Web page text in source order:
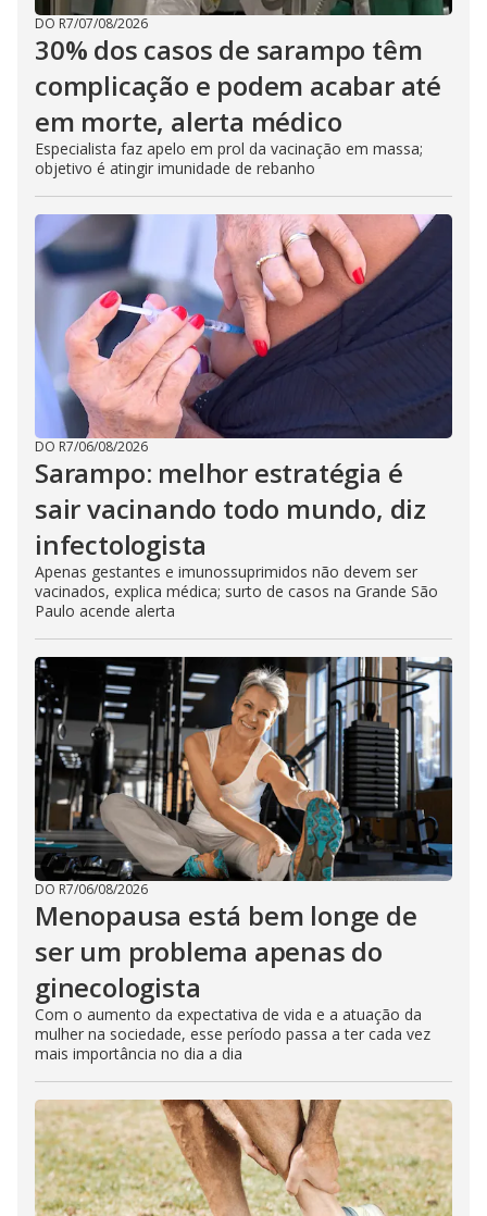
DO R7/07/08/2026
30% dos casos de sarampo têm
complicação e podem acabar até
em morte, alerta médico
Especialista faz apelo em prol da vacinação em massa;
objetivo é atingir imunidade de rebanho
DO R7/06/08/2026
Sarampo: melhor estratégia é
sair vacinando todo mundo, diz
infectologista
Apenas gestantes e imunossuprimidos não devem ser
vacinados, explica médica; surto de casos na Grande São
Paulo acende alerta
DO R7/06/08/2026
Menopausa está bem longe de
ser um problema apenas do
ginecologista
Com o aumento da expectativa de vida e a atuação da
mulher na sociedade, esse período passa a ter cada vez
mais importância no dia a dia